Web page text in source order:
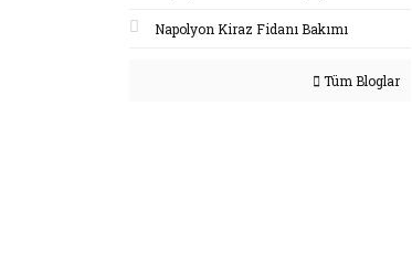
Napolyon Kiraz Fidanı Bakımı
Tüm Bloglar